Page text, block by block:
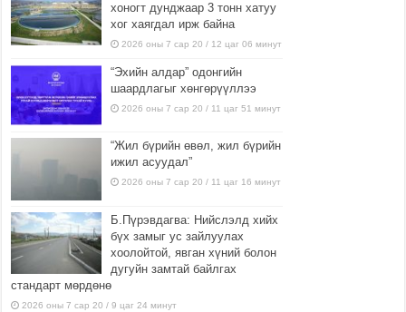
хоногт дунджаар 3 тонн хатуу
хог хаягдал ирж байна
2026 оны 7 сар 20 / 12 цаг 06 минут
“Эхийн алдар” одонгийн
шаардлагыг хөнгөрүүллээ
2026 оны 7 сар 20 / 11 цаг 51 минут
“Жил бүрийн өвөл, жил бүрийн
ижил асуудал”
2026 оны 7 сар 20 / 11 цаг 16 минут
Б.Пүрэвдагва: Нийслэлд хийх
бүх замыг ус зайлуулах
хоолойтой, явган хүний болон
дугуйн замтай байлгах
стандарт мөрдөнө
2026 оны 7 сар 20 / 9 цаг 24 минут